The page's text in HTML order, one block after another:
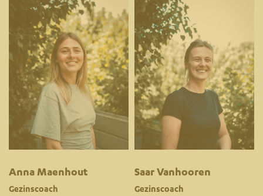
Anna Maenhout
Gezinscoach
Saar Vanhooren
Gezinscoach